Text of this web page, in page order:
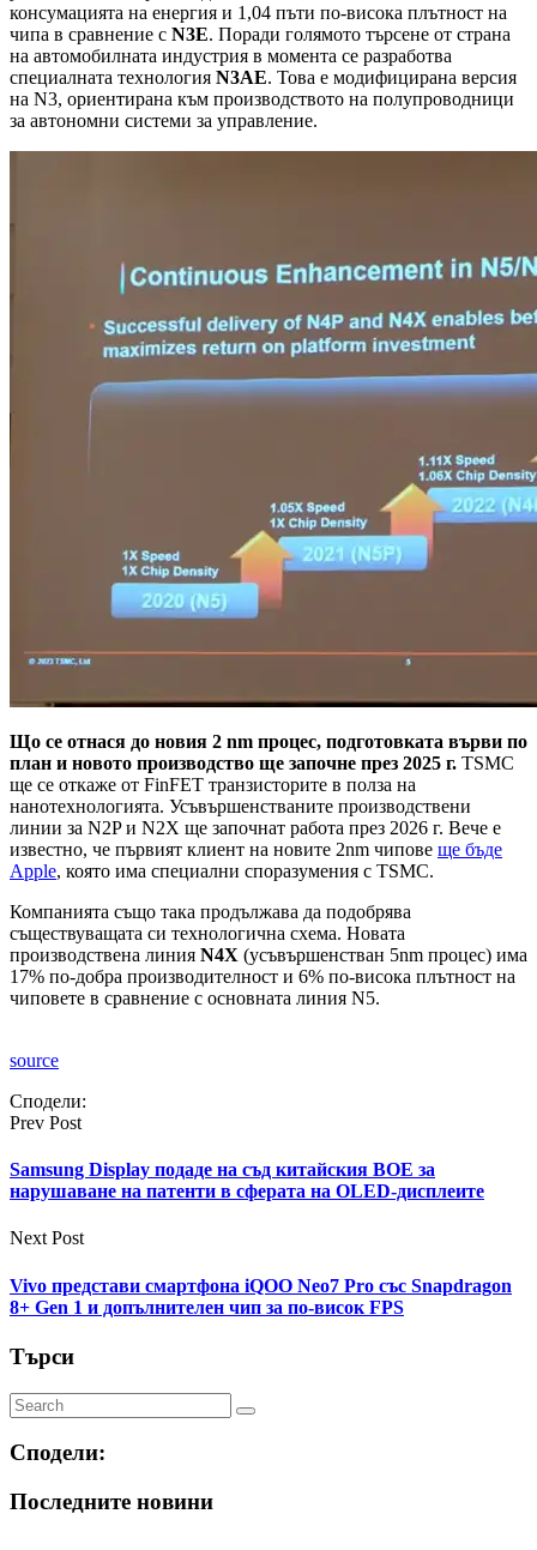
консумацията на енергия и 1,04 пъти по-висока плътност на
чипа в сравнение с N3E. Поради голямото търсене от страна
на автомобилната индустрия в момента се разработва
специалната технология N3AE. Това е модифицирана версия
на N3, ориентирана към производството на полупроводници
за автономни системи за управление.
Що се отнася до новия 2 nm процес, подготовката върви по
план и новото производство ще започне през 2025 г. TSMC
ще се откаже от FinFET транзисторите в полза на
нанотехнологията. Усъвършенстваните производствени
линии за N2P и N2X ще започнат работа през 2026 г. Вече е
известно, че първият клиент на новите 2nm чипове ще бъде
Apple, която има специални споразумения с TSMC.
Компанията също така продължава да подобрява
съществуващата си технологична схема. Новата
производствена линия N4X (усъвършенстван 5nm процес) има
17% по-добра производителност и 6% по-висока плътност на
чиповете в сравнение с основната линия N5.
source
Сподели:
Prev Post
Samsung Display подаде на съд китайския BOE за
нарушаване на патенти в сферата на OLED-дисплеите
Next Post
Vivo представи смартфона iQOO Neo7 Pro със Snapdragon
8+ Gen 1 и допълнителен чип за по-висок FPS
Търси
Сподели:
Последните новини